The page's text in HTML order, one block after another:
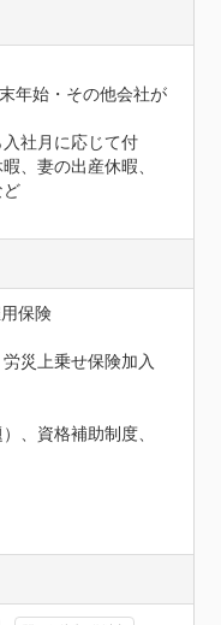
年始・その他会社が
社月に応じて付
、妻の出産休暇、
ど
保険
災上乗せ保険加入
、資格補助制度、